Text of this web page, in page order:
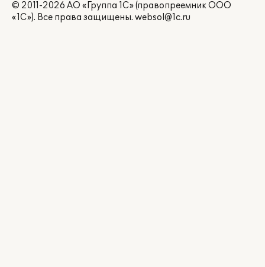
© 2011-2026 АО «Группа 1С» (правопреемник ООО
«1С»). Все права защищены. websol@1c.ru